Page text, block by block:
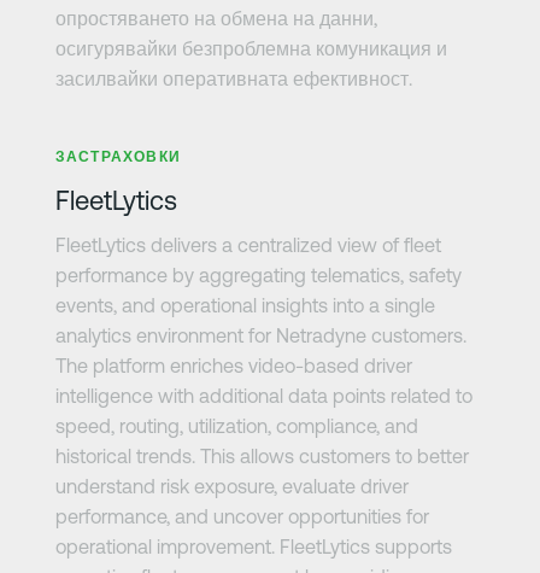
опростяването на обмена на данни,
осигурявайки безпроблемна комуникация и
засилвайки оперативната ефективност.
ЗАСТРАХОВКИ
FleetLytics
FleetLytics delivers a centralized view of fleet
performance by aggregating telematics, safety
events, and operational insights into a single
analytics environment for Netradyne customers.
The platform enriches video-based driver
intelligence with additional data points related to
speed, routing, utilization, compliance, and
historical trends. This allows customers to better
understand risk exposure, evaluate driver
performance, and uncover opportunities for
operational improvement. FleetLytics supports